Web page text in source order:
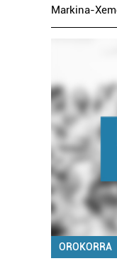
Markina-
OROKORRA